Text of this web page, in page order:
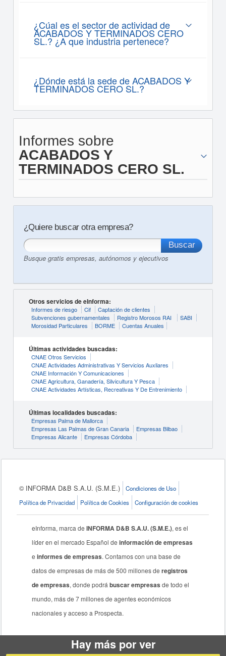
¿Cúal es el sector de actividad de
ACABADOS Y TERMINADOS CERO
SL.? ¿A que industria pertenece?
¿Dónde está la sede de ACABADOS Y
TERMINADOS CERO SL.?
Informes sobre
ACABADOS Y
TERMINADOS CERO SL.
¿Quiere buscar otra empresa?
Busque gratis empresas, autónomos y ejecutivos
Otros servicios de eInforma:
Informes de riesgo Cif
Captación de clientes
Subvenciones gubernamentales
Registro Morosos RAI
SABI
Morosidad Particulares
BORME Cuentas Anuales
Últimas actividades buscadas:
CNAE Otros Servicios
CNAE Actividades Administrativas Y Servicios Auxliares
CNAE Información Y Comunicaciones
CNAE Agricultura, Ganadería, Silvicultura Y Pesca
CNAE Actividades Artísticas, Recreativas Y De Entrenimiento
Últimas localidades buscadas:
Empresas Palma de Mallorca
Empresas Las Palmas de Gran Canaria
Empresas Bilbao
Empresas Alicante
Empresas Córdoba
© INFORMA D&B S.A.U. (S.M.E.)
Condiciones de Uso
Política de Privacidad
Política de Cookies Configuración de cookies
eInforma, marca deINFORMA D&B S.A.U. (S.M.E.), es el
líder en el mercado Español deinformación de empresas
einformes de empresas. Contamos con una base de
datos de empresas de más de 500 millones deregistros
de empresas, donde podrábuscar empresas de todo el
mundo, más de 7 millones de agentes económicos
nacionales y acceso a Prospecta.
Hay más por ver